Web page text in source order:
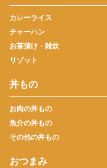
カレーライス
チャーハン
お茶漬け・雑炊
リゾット
丼もの
お肉の丼もの
魚介の丼もの
その他の丼もの
おつまみ